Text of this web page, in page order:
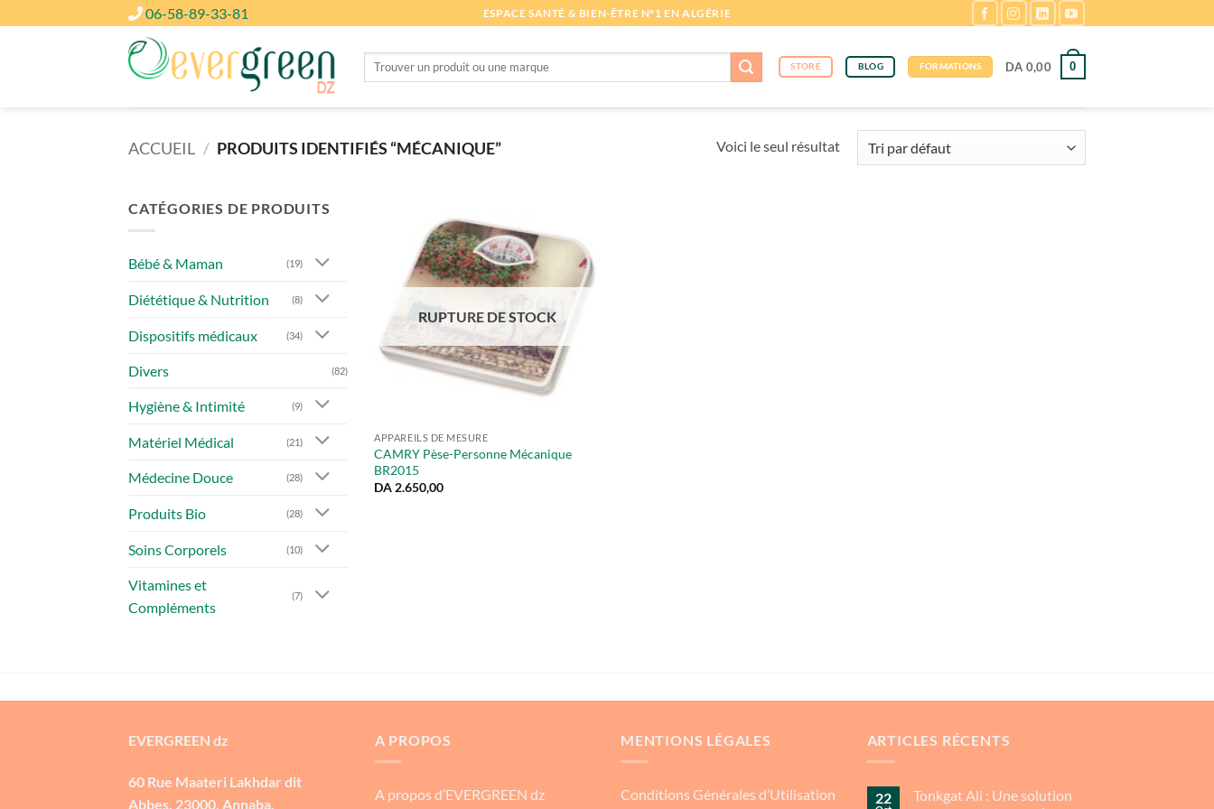
06-58-89-33-81 ESPACE SANTÉ & BIEN-ÊTRE N°1 EN ALGÉRIE
Recherche
STORE BLOG FORMATIONS DA 0,00 0
ACCUEIL / PRODUITS IDENTIFIÉS “MÉCANIQUE” Voici le seul résultat
CATÉGORIES DE PRODUITS
Bébé & Maman (19)
Diététique & Nutrition (8)
Dispositifs médicaux (34)
Divers (82)
Hygiène & Intimité (9)
Matériel Médical (21)
Médecine Douce (28)
Produits Bio (28)
Soins Corporels (10)
Vitamines et
Compléments
(7)
RUPTURE DE STOCK
APPAREILS DE MESURE
CAMRY Pèse-Personne Mécanique
BR2015
DA 2.650,00
EVERGREEN dz
60 Rue Maateri Lakhdar dit
Abbes, 23000, Annaba.
A PROPOS
A propos d’EVERGREEN dz
MENTIONS LÉGALES
Conditions Générales d’Utilisation
ARTICLES RÉCENTS
22
Tonkgat Ali : Une solution